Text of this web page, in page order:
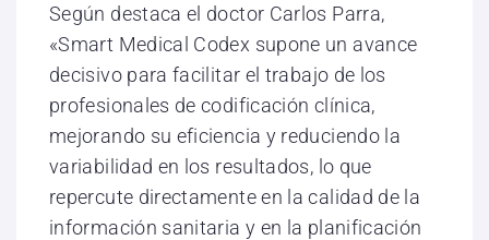
Según destaca el doctor Carlos Parra,
«Smart Medical Codex supone un avance
decisivo para facilitar el trabajo de los
profesionales de codificación clínica,
mejorando su eficiencia y reduciendo la
variabilidad en los resultados, lo que
repercute directamente en la calidad de la
información sanitaria y en la planificación